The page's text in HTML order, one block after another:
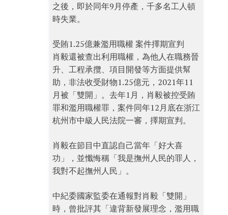
之後，即於同年9月停產，千多名工人頓
時失業。
受賄1.25億兼濫用職權 案件擇期宣判
肖毅還被查出利用職權，為他人在職務晉
升、工程承攬、項目開發等方面提供幫
助，非法收受財物1.25億元，2021年11
月被「雙開」。去年1月，肖毅被控受賄
罪和濫用職權罪，案件同年12月底在浙江
杭州市中級人民法院一審，擇期宣判。
肖毅在節目中直認自己當年「好大喜
功」，並懺悔稱「我是撫州人民的罪人，
我對不起撫州人民」。
中紀委國家監委在通報對肖毅「雙開」
時，曾批評其「違背新發展理念，濫用職